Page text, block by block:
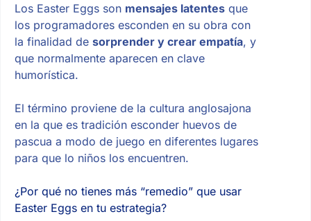
Los Easter Eggs son mensajes latentesque
los programadores esconden en su obra con
la finalidad de sorprender y crear empatía, y
que normalmente aparecen en clave
humorística.
El término proviene de la cultura anglosajona
en la que es tradición esconder huevos de
pascua a modo de juego en diferentes lugares
para que lo niños los encuentren.
¿Por qué no tienes más “remedio” que usar
Easter Eggs en tu estrategia?